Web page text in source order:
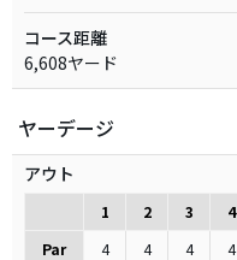
コース距離
6,608ヤード
ヤーデージ
アウト
1 2 3 4
Par
4 4 4 4